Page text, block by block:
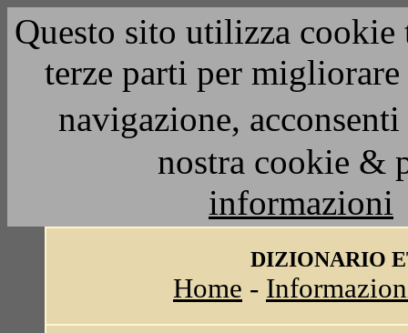
Questo sito utilizza
terze parti per
navigazione,
nostra cookie &
informazioni
DIZIONARIO
Home -